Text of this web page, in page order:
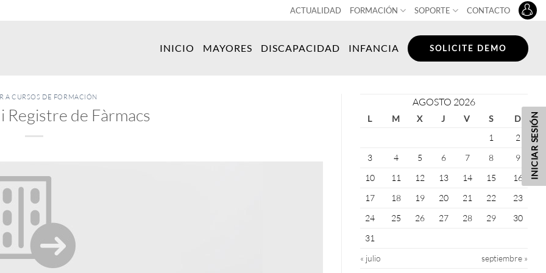
ACTUALIDAD FORMACIÓN SOPORTE CONTACTO
INICIO MAYORES DISCAPACIDAD INFANCIA SOLICITE DEMO
A CURSOS DE FORMACIÓN
Registre de Fàrmacs
AGOSTO 2026
L M X J V S
D
1
2
3
4 5 6 7 8
9
10
11 12 13 14 15
16
17
18 19 20 21 22
23
24
25 26 27 28 29
30
31
« julio
septiembre »
INICIAR SESIÓN